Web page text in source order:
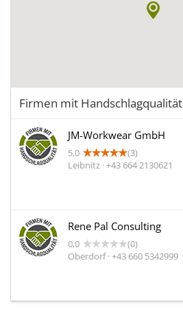
Firmen mit Handschlagqualität
JM-Workwear GmbH
5,0
(3)
Leibnitz · +43 664 2130621
Rene Pal Consulting
0,0
(0)
Oberdorf · +43 660 5342999